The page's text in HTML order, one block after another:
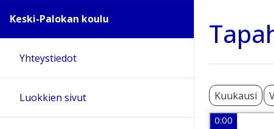
Kuukausi
0:00
Keski-Palokan koulu
Yhteystiedot
Luokkien sivut